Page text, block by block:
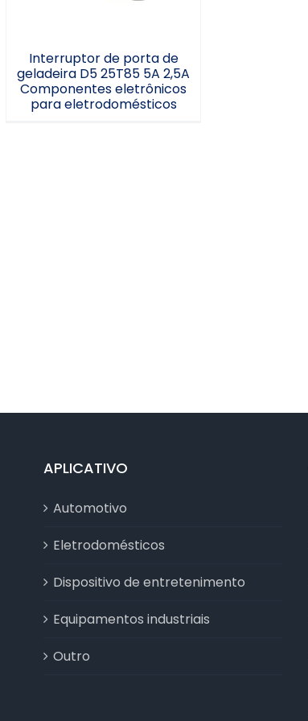
Interruptor de porta de
geladeira D5 25T85 5A 2,5A
Componentes eletrônicos
para eletrodomésticos
APLICATIVO
Automotivo
Eletrodomésticos
Dispositivo de entretenimento
Equipamentos industriais
Outro